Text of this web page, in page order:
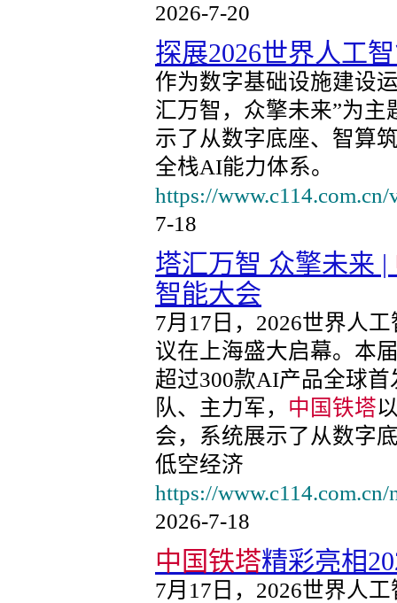
2026-7-20
探展2026世界人工
作为数字基础设施建设
汇万智，众擎未来”为主
示了从数字底座、智算
全栈AI能力体系。
https://
7-18
塔汇万智 众擎未来 |
智能大会
7月17日，2026世界人
议在上海盛大启幕。本
超过300款AI产品全球
队、主力军， 中国铁塔
会，系统展示了从数字
低空经济
https://
2026-7-18
中国铁塔精彩亮相
7月17日，2026世界人